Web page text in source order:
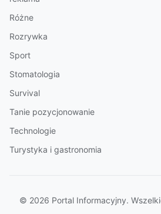
Różne
Rozrywka
Sport
Stomatologia
Survival
Tanie pozycjonowanie
Technologie
Turystyka i gastronomia
© 2026 Portal Informacyjny.